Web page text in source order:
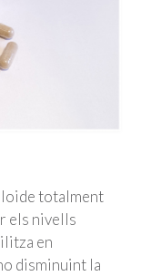
totalment
els nivells
en
disminuint la